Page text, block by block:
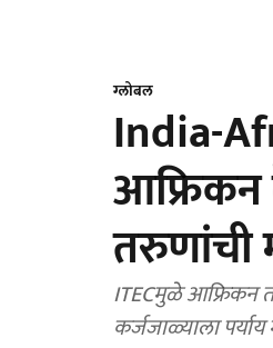
ग्लोबल
India-
आफ्रिकन
तरुणांची
ITECमुळे आफ्रिकन
कर्जजाळ्याला पर्याय